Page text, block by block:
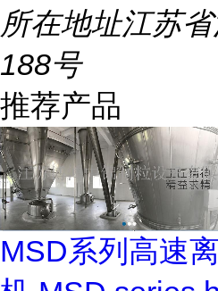
所在地址江苏
188号
推荐产品
MSD系列高速